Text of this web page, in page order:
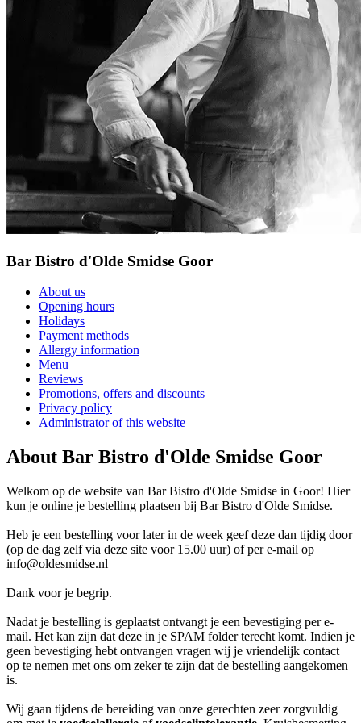
Bar Bistro d'Olde Smidse Goor
About us
Opening hours
Holidays
Payment methods
Allergy information
Menu
Reviews
Promotions, offers and discounts
Privacy policy
Administrator of this website
About Bar Bistro d'Olde Smidse Goor
Welkom op de website van Bar Bistro d'Olde Smidse in Goor! Hier
kun je online je bestelling plaatsen bij Bar Bistro d'Olde Smidse.
Heb je een bestelling voor later in de week geef deze dan tijdig door
(op de dag zelf via deze site voor 15.00 uur) of per e-mail op
info@oldesmidse.nl
Dank voor je begrip.
Nadat je bestelling is geplaatst ontvangt je een bevestiging per e-
mail. Het kan zijn dat deze in je SPAM folder terecht komt. Indien je
geen bevestiging hebt ontvangen vragen wij je vriendelijk contact
op te nemen met ons om zeker te zijn dat de bestelling aangekomen
is.
Wij gaan tijdens de bereiding van onze gerechten zeer zorgvuldig